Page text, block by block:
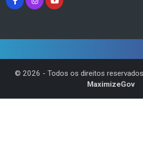
© 2026 - Todos os direitos
MaximizeGov